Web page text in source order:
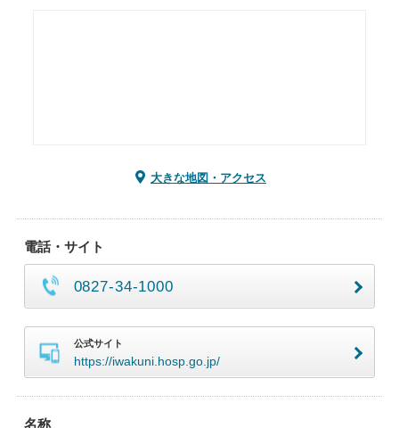
大きな地図・アクセス
電話・サイト
0827-34-1000
公式サイト
https://iwakuni.hosp.go.jp/
名称